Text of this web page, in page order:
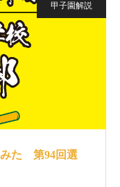
甲子園解説
みた 第94回選